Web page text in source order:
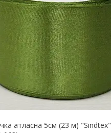
атласна 5см (23 м) "Sindtex"